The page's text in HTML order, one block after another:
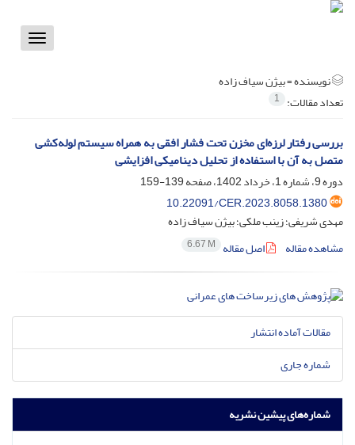
Toggle
نویسنده =بیژن سیاف زاده
تعداد مقالات: 1
بررسی رفتار لرزه‌ای مخزن تحت فشار افقی به‌ همراه سیستم لوله‌کشی
متصل به آن با استفاده از تحلیل دینامیکی افزایشی
دوره 9، شماره 1، خرداد 1402، صفحه
139-159
10.22091/CER.2023.8058.1380
مهدی شریفی؛ زینب ملکی؛ بیژن سیاف زاده
مشاهده مقاله
اصل مقاله 6.67 M
مقالات آماده انتشار
شماره جاری
شماره‌های پیشین نشریه